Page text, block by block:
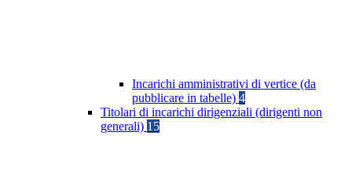
Incarichi amministrativi di vertice (da
pubblicare in tabelle) 4
Titolari di incarichi dirigenziali (dirigenti non
generali) 15